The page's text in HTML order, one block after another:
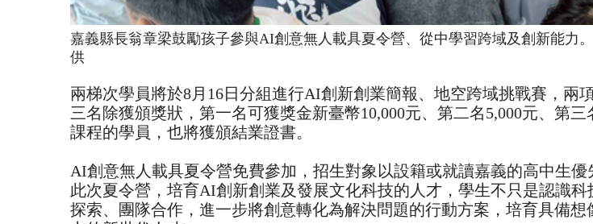
嘉義縣長翁章梁鼓勵孩子參與AI創意無人載具夏令營、從中學習跨域及創新能力
供
兩梯次學員將於8月16日分組進行AI創新創業簡報、地空跨域挑戰賽，兩
三名除獲頒獎狀，第一名可獲獎金新臺幣10,000元、第二名5,000元、第三
課程的學員，也將獲頒結業證書。
AI創意無人載具夏令營免費參加，招生對象以設籍或就讀嘉義的高中生優
此次夏令營，培育AI創新創業及發展文化科技的人才，學生不只是認識
探索、團隊合作，進一步將創意轉化為解決問題的行動方案，培育具備